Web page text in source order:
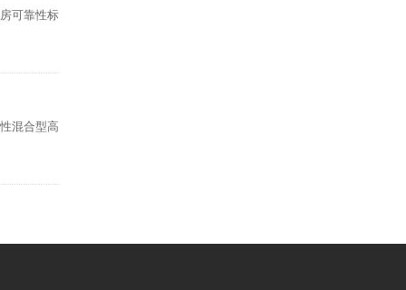
可靠性标
混合型高